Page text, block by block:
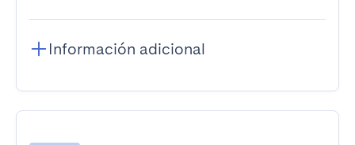
Información adicional